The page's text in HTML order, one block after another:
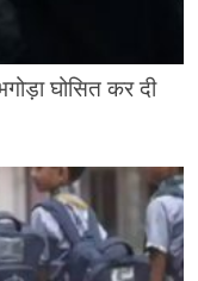
घोसित कर दी